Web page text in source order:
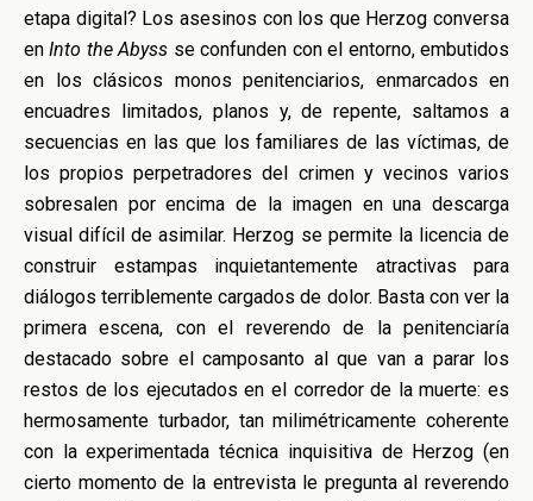
etapa digital? Los asesinos con los que Herzog conversa
enInto the Abyss se confunden con el entorno, embutidos
en los clásicos monos penitenciarios, enmarcados en
encuadres limitados, planos y, de repente, saltamos a
secuencias en las que los familiares de las víctimas, de
los propios perpetradores del crimen y vecinos varios
sobresalen por encima de la imagen en una descarga
visual difícil de asimilar. Herzog se permite la licencia de
construir estampas inquietantemente atractivas para
diálogos terriblemente cargados de dolor. Basta con ver la
primera escena, con el reverendo de la penitenciaría
destacado sobre el camposanto al que van a parar los
restos de los ejecutados en el corredor de la muerte: es
hermosamente turbador, tan milimétricamente coherente
con la experimentada técnica inquisitiva de Herzog (en
cierto momento de la entrevista le pregunta al reverendo